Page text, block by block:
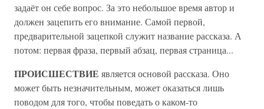
задаёт он себе вопрос. За это небольшое время автор и
должен зацепить его внимание. Самой первой,
предварительной зацепкой служит название рассказа. А
потом: первая фраза, первый абзац, первая страница...
ПРОИСШЕСТВИЕ является основой рассказа. Оно
может быть незначительным, может оказаться лишь
поводом для того, чтобы поведать о каком-то